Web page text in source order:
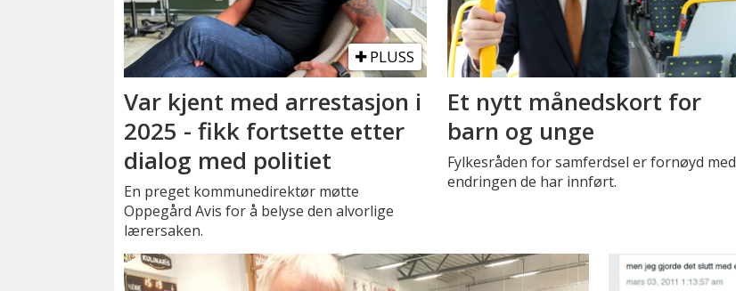
PLUSS
Var kjent med arrestasjon i
2025 - fikk fortsette etter
dialog med politiet
En preget kommunedirektør møtte
Oppegård Avis for å belyse den alvorlige
lærersaken.
Et nytt månedskort for
barn og unge
Fylkesråden for samferdsel er fornøyd med
endringen de har innført.